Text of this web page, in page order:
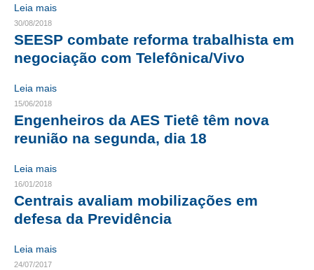
JURÍDICO
CONSULTORIA
CONTRIBUIÇÕES
CONTRIBUIÇÃO ASSISTENCIAL
REVISÃO DE APOSENTADORIA
FGTS EXPURGOS
Leia mais
30/08/2018
SEESP combate reforma trabalhista em
negociação com Telefônica/Vivo
Leia mais
15/06/2018
Engenheiros da AES Tietê têm nova
reunião na segunda, dia 18
Leia mais
16/01/2018
Centrais avaliam mobilizações em
defesa da Previdência
Leia mais
24/07/2017